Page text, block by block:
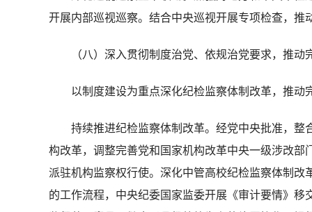
开展内部巡视巡察。结合中央巡视开展专项检查，推
（八）深入贯彻制度治党、依规治党要求，推动
以制度建设为重点深化纪检监察体制改革，推动
持续推进纪检监察体制改革。经党中央批准，整
构改革，调整完善党和国家机构改革中央一级涉改部
派驻机构监察权行使。深化中管高校纪检监察体制
的工作流程，中央纪委国家监委开展《审计要情》